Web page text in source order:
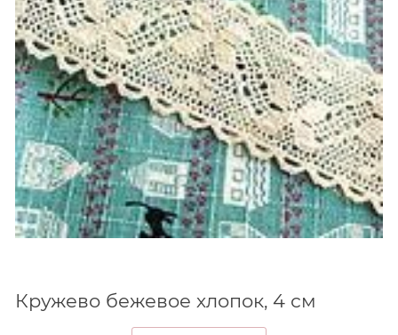
Кружево бежевое хлопок, 4 см